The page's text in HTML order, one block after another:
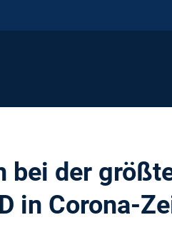
der
in Corona-